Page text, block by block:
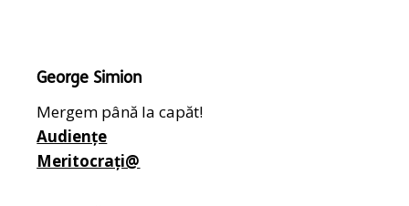
George Simion
Mergem până la capăt!
Audiențe
Meritocrați@